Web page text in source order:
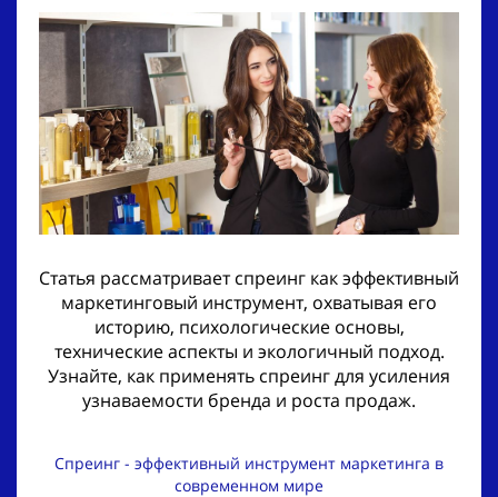
Статья рассматривает спреинг как эффективный
маркетинговый инструмент, охватывая его
историю, психологические основы,
технические аспекты и экологичный подход.
Узнайте, как применять спреинг для усиления
узнаваемости бренда и роста продаж.
Спреинг - эффективный инструмент маркетинга в
современном мире